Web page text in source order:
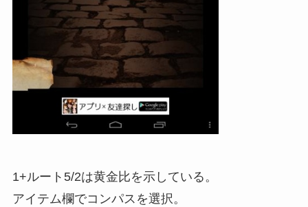
1+ルート5/2は黄金比を示している。
アイテム欄でコンパスを選択。